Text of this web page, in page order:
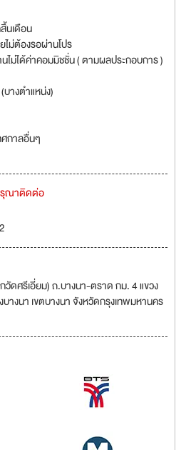
นเดือน
ไม่ต้องรอผ่านโปร
ไม่ได้ค่าคอมมิชชั่น ( ตามผลประกอบการ )
างตำแหน่ง)
ศกาลอื่นๆ
รุณาติดต่อ
ดศรีเอี่ยม) ถ.บางนา-ตราด กม. 4 แขวง
างนา เขตบางนา จังหวัดกรุงเทพมหานคร